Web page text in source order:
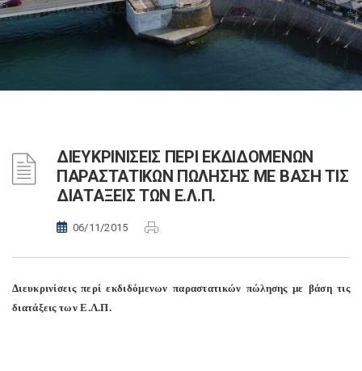
ΔΙΕΥΚΡΙΝΙΣΕΙΣ ΠΕΡΙ ΕΚΔΙΔΟΜΕΝΩΝ
ΠΑΡΑΣΤΑΤΙΚΩΝ ΠΩΛΗΣΗΣ ΜΕ ΒΑΣΗ ΤΙΣ
ΔΙΑΤΑΞΕΙΣ ΤΩΝ Ε.Λ.Π.
06/11/2015
Διευκρινίσεις περί εκδιδόμενων παραστατικών πώλησης με βάση τις
διατάξεις των Ε.Λ.Π.